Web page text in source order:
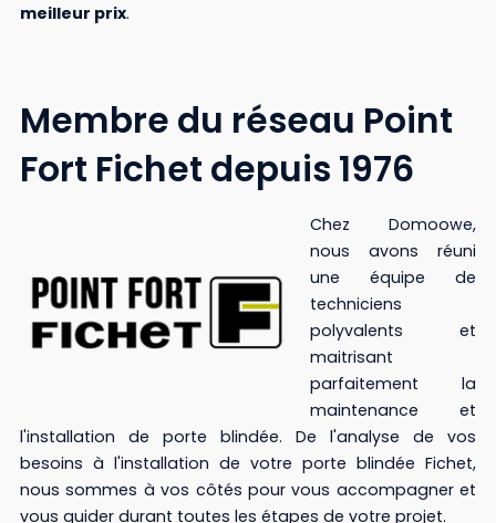
meilleur prix.
Membre du réseau Point
Fort Fichet depuis 1976
Chez Domoowe,
nous avons réuni
une équipe de
techniciens
polyvalents et
maitrisant
parfaitement la
maintenance et
l'installation de porte blindée. De l'analyse de vos
besoins à l'installation de votre porte blindée Fichet,
nous sommes à vos côtés pour vous accompagner et
vous guider durant toutes les étapes de votre projet.